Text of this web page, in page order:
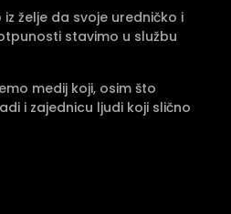
želje da svoje uredničko i
stavimo u službu
medij koji, osim što
i zajednicu ljudi koji slično